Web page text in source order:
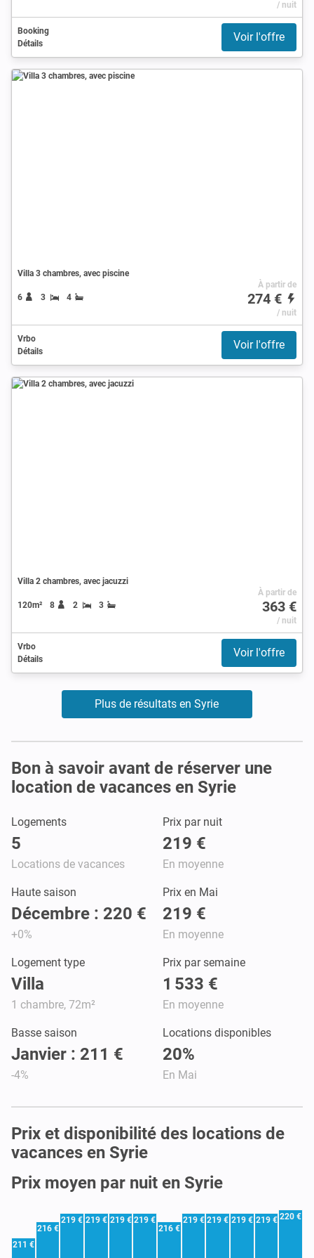
/ nuit
Booking
Détails
Voir l'offre
Villa 3 chambres, avec piscine
6 3 4
À partir de
274 €
/ nuit
Vrbo
Détails
Voir l'offre
Villa 2 chambres, avec jacuzzi
120m² 8 2 3
À partir de
363 €
/ nuit
Vrbo
Détails
Voir l'offre
Plus de résultats en Syrie
Bon à savoir avant de réserver une
location de vacances en Syrie
Logements
5
Locations de vacances
Prix par nuit
219 €
En moyenne
Haute saison
Décembre : 220 €
+0%
Prix en Mai
219 €
En moyenne
Logement type
Villa
1 chambre, 72m²
Prix par semaine
1 533 €
En moyenne
Basse saison
Janvier : 211 €
-4%
Locations disponibles
20%
En Mai
Prix et disponibilité des locations de
vacances en Syrie
Prix moyen par nuit en Syrie
211 €
216 €
219 € 219 € 219 € 219 €
216 €
219 € 219 € 219 € 219 € 220 €